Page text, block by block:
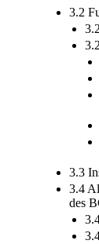
3.2
3.3
3.4
des